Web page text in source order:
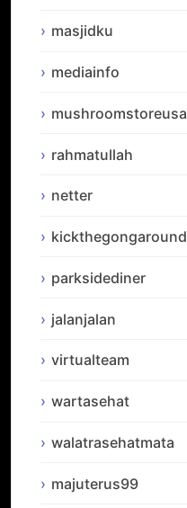
masjidku
mediainfo
mushroomstoreusa
rahmatullah
netter
kickthegongaround
parksidediner
jalanjalan
virtualteam
wartasehat
walatrasehatmata
majuterus99